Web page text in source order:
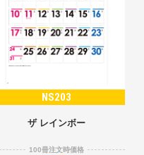
NS203
ザ レインボー
100冊注文時価格